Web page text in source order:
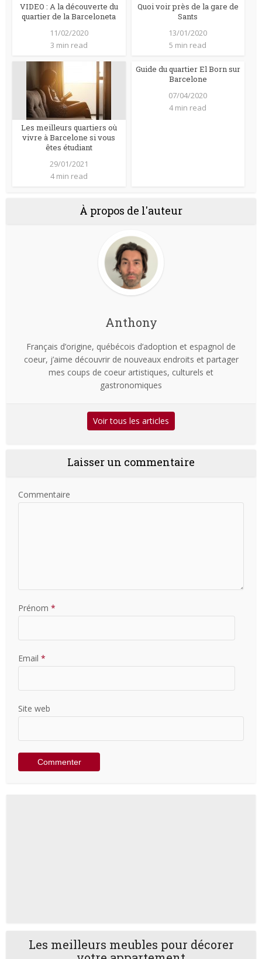
VIDEO : A la découverte du
quartier de la Barceloneta
11/02/2020
3 min read
Quoi voir près de la gare de
Sants
13/01/2020
5 min read
Les meilleurs quartiers où
vivre à Barcelone si vous
êtes étudiant
29/01/2021
4 min read
Guide du quartier El Born sur
Barcelone
07/04/2020
4 min read
À propos de l'auteur
Anthony
Français d’origine, québécois d’adoption et espagnol de
coeur, j’aime découvrir de nouveaux endroits et partager
mes coups de coeur artistiques, culturels et
gastronomiques
Voir tous les articles
Laisser un commentaire
Commentaire
Prénom *
Email *
Site web
Les meilleurs meubles pour décorer